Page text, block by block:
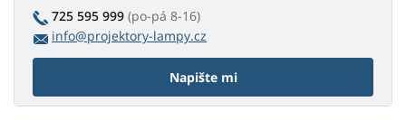
725 595 999 (po-pá 8-16)
info@projektory-lampy.cz
Napište mi